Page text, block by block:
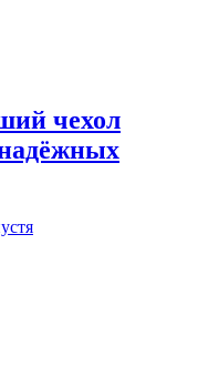
чехол